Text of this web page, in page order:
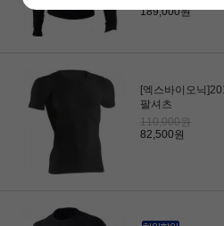
189,000원
[엑스바이오닉
팔셔츠
110,000원
82,500원